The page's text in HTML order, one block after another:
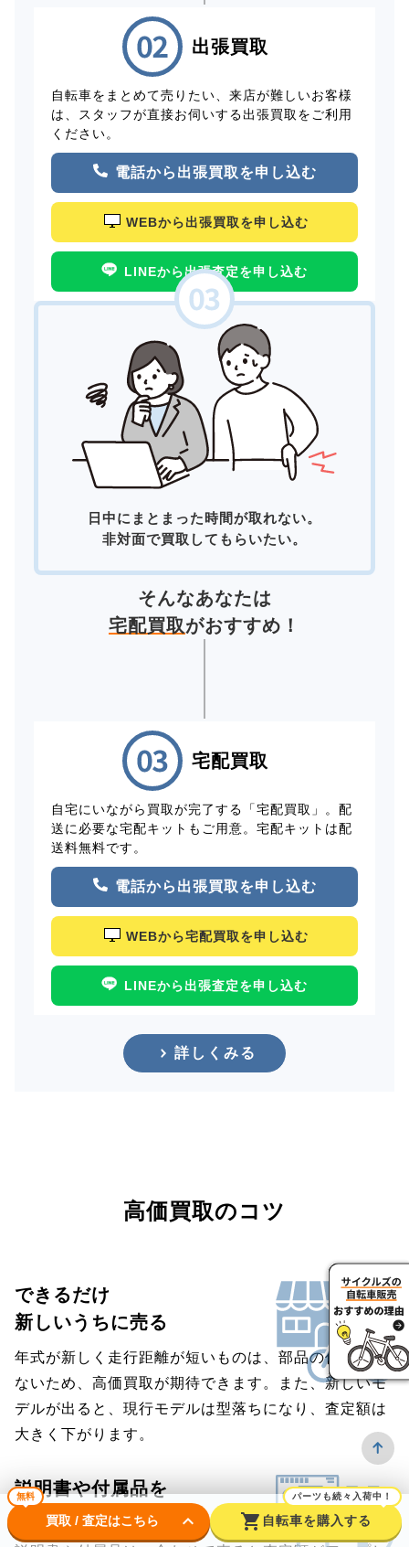
出張買取
自転車をまとめて売りたい、来店が難しいお客様
は、スタッフが直接お伺いする出張買取をご利用
ください。
電話から出張買取を申し込む
WEBから出張買取を申し込む
LINEから出張査定を申し込む
日中にまとまった時間が取れない。
非対面で買取してもらいたい。
そんなあなたは
宅配買取がおすすめ！
宅配買取
自宅にいながら買取が完了する「宅配買取」。配
送に必要な宅配キットもご用意。宅配キットは配
送料無料です。
電話から出張買取を申し込む
WEBから宅配買取を申し込む
LINEから出張査定を申し込む
詳しくみる
高価買取のコツ
できるだけ
新しいうちに売る
年式が新しく走行距離が短いものは、部品の傷みも少
ないため、高価買取が期待できます。また、新しいモ
デルが出ると、現行モデルは型落ちになり、査定額は
大きく下がります。
説明書や付属品を
そろえる
無料
買取 / 査定はこちら keyboard_arrow_down shopping_cart
パーツも続々入荷中！
自転車を購入する